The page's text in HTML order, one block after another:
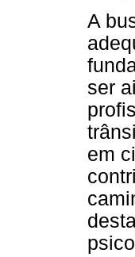
A
ser
em